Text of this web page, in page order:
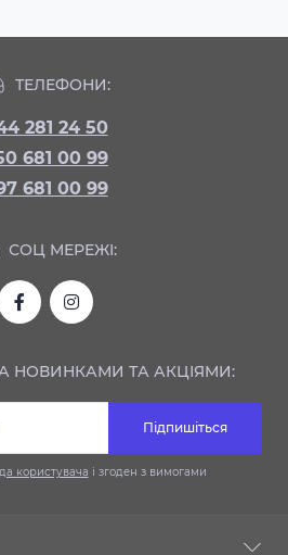
ТЕЛЕФОНИ:
281 24 50
681 00 99
681 00 99
СОЦ МЕРЕЖІ:
НОВИНКАМИ ТА АКЦІЯМИ:
Підпишіться
користувача і згоден з вимогами